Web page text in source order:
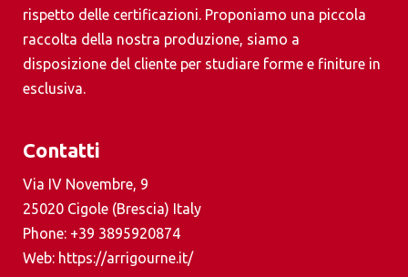
rispetto delle certificazioni. Proponiamo una piccola
raccolta della nostra produzione, siamo a
disposizione del cliente per studiare forme e finiture in
esclusiva.
Contatti
Via IV Novembre, 9
25020 Cigole (Brescia) Italy
Phone: +39 3895920874
Web: https://arrigourne.it/